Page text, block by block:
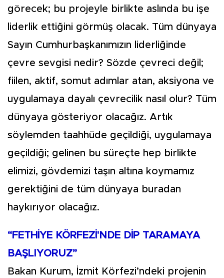
görecek; bu projeyle birlikte aslında bu işe
liderlik ettiğini görmüş olacak. Tüm dünyaya
Sayın Cumhurbaşkanımızın liderliğinde
çevre sevgisi nedir? Sözde çevreci değil;
fiilen, aktif, somut adımlar atan, aksiyona ve
uygulamaya dayalı çevrecilik nasıl olur? Tüm
dünyaya gösteriyor olacağız. Artık
söylemden taahhüde geçildiği, uygulamaya
geçildiği; gelinen bu süreçte hep birlikte
elimizi, gövdemizi taşın altına koymamız
gerektiğini de tüm dünyaya buradan
haykırıyor olacağız.
“FETHİYE KÖRFEZİ'NDE DİP TARAMAYA
BAŞLIYORUZ”
Bakan Kurum, İzmit Körfezi’ndeki projenin